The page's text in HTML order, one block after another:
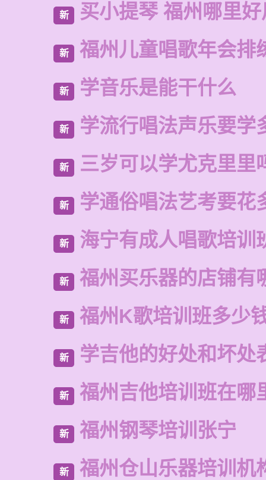
新 买小提琴 福州哪里
新 福州儿童唱歌年会排
新 学音乐是能干什么
新 学流行唱法声乐要学
新 三岁可以学尤克里里
新 学通俗唱法艺考要花
新 海宁有成人唱歌培训
新 福州买乐器的店铺有
新 福州K歌培训班多少
新 学吉他的好处和坏处
新 福州吉他培训班在哪
新 福州钢琴培训张宁
新 福州仓山乐器培训机